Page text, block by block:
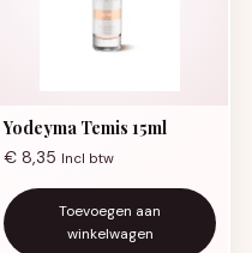
Yodeyma Temis 15ml
€ 8,35 Incl btw
Toevoegen aan
winkelwagen